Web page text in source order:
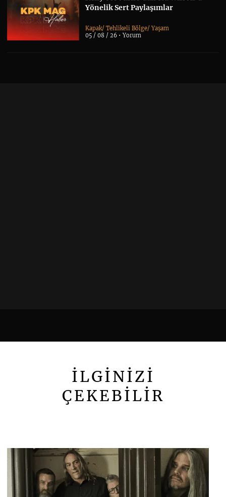
Yönelik Sert Paylaşımlar
Kapak/Tehlikeli Bölge/Yaşam
05 / 08 / 26 •Yorum
İLGİNİZİ
ÇEKEBİLİR